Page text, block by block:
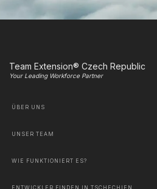
Team Extension® Czech Republic
Your Leading Workforce Partner
ÜBER UNS
UNSER TEAM
WIE FUNKTIONIERT ES?
ENTWICKLER FINDEN IN TSCHECHIEN